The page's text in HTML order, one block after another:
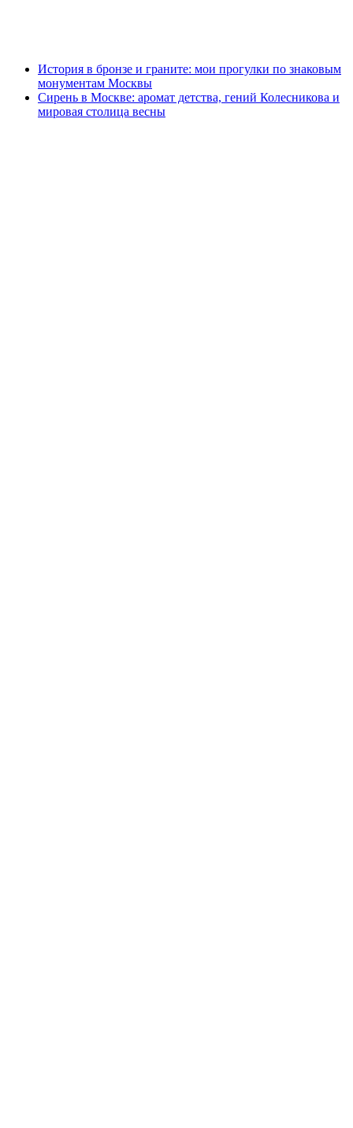
История в бронзе и граните: мои прогулки по знаковым
монументам Москвы
Сирень в Москве: аромат детства, гений Колесникова и
мировая столица весны